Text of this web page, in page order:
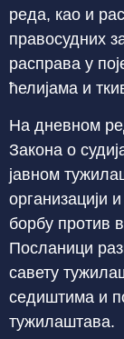
реда, као и
правосудних
расправа у
ћелијама и
На дневном
Закона о
јавном
организацији
борбу против
Посланици
савету
седиштима и
тужилаштава.